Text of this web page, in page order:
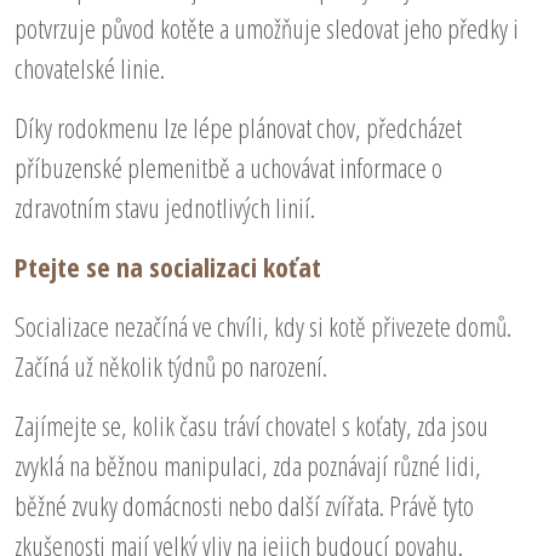
potvrzuje původ kotěte a umožňuje sledovat jeho předky i
chovatelské linie.
Díky rodokmenu lze lépe plánovat chov, předcházet
příbuzenské plemenitbě a uchovávat informace o
zdravotním stavu jednotlivých linií.
Ptejte se na socializaci koťat
Socializace nezačíná ve chvíli, kdy si kotě přivezete domů.
Začíná už několik týdnů po narození.
Zajímejte se, kolik času tráví chovatel s koťaty, zda jsou
zvyklá na běžnou manipulaci, zda poznávají různé lidi,
běžné zvuky domácnosti nebo další zvířata. Právě tyto
zkušenosti mají velký vliv na jejich budoucí povahu.